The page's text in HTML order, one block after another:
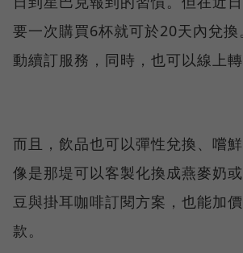
要一次購買6杯就可於20天內兌換
動續訂服務，同時，也可以線上轉
而且，飲品也可以彈性兌換、嚐鮮
像是那堤可以客製化換成燕麥奶
豆與掛耳咖啡訂閱方案，也能加
款。